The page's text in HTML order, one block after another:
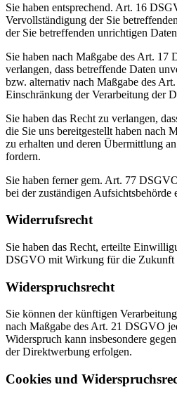
Sie haben entsprechend. Art. 16
Vervollständigung der Sie
der Sie betreffenden unrichtigen
Sie haben nach Maßgabe des Art. 17
verlangen, dass betreffende Daten
bzw. alternativ nach Maßgabe des
Einschränkung der Verarbeitung der
Sie haben das Recht zu verlangen,
die Sie uns bereitgestellt haben nach
zu erhalten und deren Übermittlung
fordern.
Sie haben ferner gem. Art. 77
bei der zuständigen Aufsichtsbehörde
Widerrufsrecht
Sie haben das Recht, erteilte
DSGVO mit Wirkung für die Zukunft
Widerspruchsrecht
Sie können der künftigen
nach Maßgabe des Art. 21 DSGVO
Widerspruch kann insbesondere
der Direktwerbung erfolgen.
Cookies und